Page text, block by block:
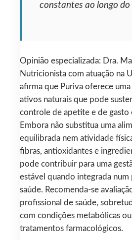
constantes ao longo do
Opinião especializada: Dra.
Nutricionista com atuação na
afirma que Puriva oferece
ativos naturais que pode
controle de apetite e de gasto
Embora não substitua uma
equilibrada nem atividade
fibras, antioxidantes e
pode contribuir para uma
estável quando integrada num
saúde. Recomenda-se
profissional de saúde,
com condições metabólicas
tratamentos farmacológicos.